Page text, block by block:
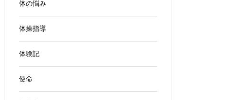
体の悩み
体操指導
体験記
使命